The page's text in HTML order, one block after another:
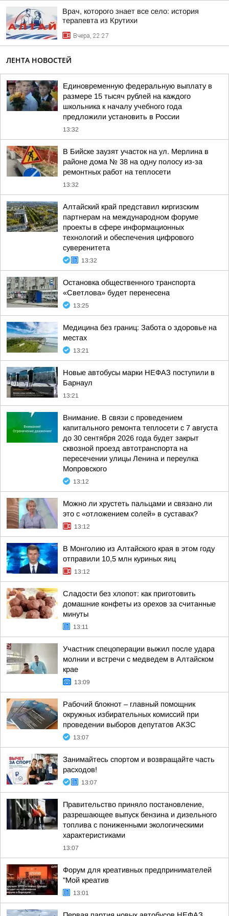
Врач, которого знает все село: история
терапевта из Крутихи
Вчера, 22:27
ЛЕНТА НОВОСТЕЙ
Единовременную федеральную выплату в
размере 15 тысяч рублей на каждого
школьника к началу учебного года
предложили установить в России
13:32
В Бийске заузят участок на ул. Мерлина в
районе дома № 38 на одну полосу из-за
ремонтных работ на теплосети
13:32
Алтайский край представил киргизским
партнерам на международном форуме
проекты в сфере информационных
технологий и обеспечения цифрового
суверенитета
13:32
Остановка общественного транспорта
«Светлова» будет перенесена
13:25
Медицина без границ: Забота о здоровье на
местах
13:21
Новые автобусы марки НЕФАЗ поступили в
Барнаул
13:21
Внимание. В связи с проведением
капитального ремонта теплосети с 7 августа
до 30 сентября 2026 года будет закрыт
сквозной проезд автотранспорта на
пересечении улицы Ленина и переулка
Мопровского
13:12
Можно ли хрустеть пальцами и связано ли
это с «отложением солей» в суставах?
13:12
В Монголию из Алтайского края в этом году
отправили 10,5 млн куриных яиц
13:12
Сладости без хлопот: как приготовить
домашние конфеты из орехов за считанные
минуты
13:11
Участник спецоперации выжил после удара
молнии и встречи с медведем в Алтайском
крае
13:09
Рабочий блокнот – главный помощник
окружных избирательных комиссий при
проведении выборов депутатов АКЗС
13:07
Занимайтесь спортом и возвращайте часть
расходов!
13:07
Правительство приняло постановление,
разрешающее выпуск бензина и дизельного
топлива с пониженными экологическими
характеристиками
13:07
Форум для креативных предпринимателей
"Мой креатив
13:01